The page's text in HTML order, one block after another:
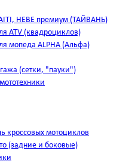
HEBE премиум (ТАЙВАНЬ)
ATV (квадроциклов)
мопеда ALPHA (Альфа)
(сетки, "пауки")
кроссовых мотоциклов
(задние и боковые)